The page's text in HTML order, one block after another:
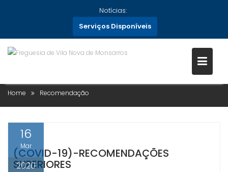
Notícias:
Serviços Disponíveis
RECOMENDAÇÃO
Home Recomendação
16
Mar
2020
(COVID-19)-RECOMENDAÇÕES
SUPERIORES